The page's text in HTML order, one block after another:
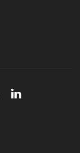
2026! (video)